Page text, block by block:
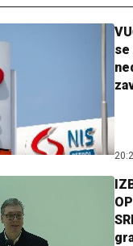
se